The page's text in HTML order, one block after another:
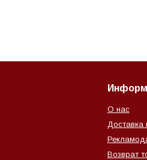
О нас
Доставка
Возврат